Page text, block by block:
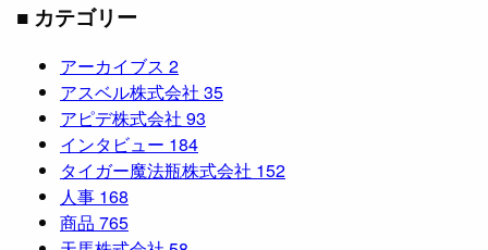
■ カテゴリー
アーカイブス 2
アスベル株式会社 35
アピデ株式会社 93
インタビュー 184
タイガー魔法瓶株式会社 152
人事 168
商品 765